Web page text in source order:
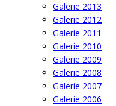
Galerie 2013
Galerie 2012
Galerie 2011
Galerie 2010
Galerie 2009
Galerie 2008
Galerie 2007
Galerie 2006